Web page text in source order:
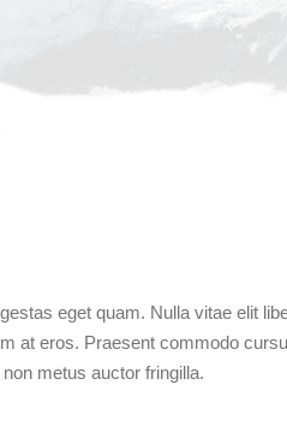
eget quam. Nulla vitae elit
at eros. Praesent commodo
metus auctor fringilla.